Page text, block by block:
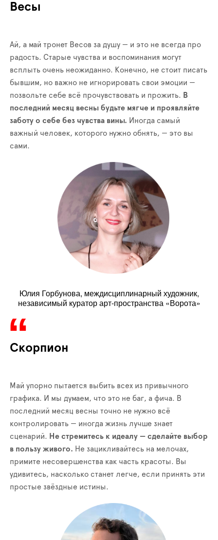
Весы
Ай, а май тронет Весов за душу — и это не всегда про
радость. Старые чувства и воспоминания могут
всплыть очень неожиданно. Конечно, не стоит писать
бывшим, но важно не игнорировать свои эмоции —
позвольте себе всё прочувствовать и прожить. В
последний месяц весны будьте мягче и проявляйте
заботу о себе без чувства вины. Иногда самый
важный человек, которого нужно обнять, — это вы
сами.
Юлия Горбунова, междисциплинарный художник,
независимый куратор арт-пространства «Ворота»
Скорпион
Май упорно пытается выбить всех из привычного
графика. И мы думаем, что это не баг, а фича. В
последний месяц весны точно не нужно всё
контролировать — иногда жизнь лучше знает
сценарий. Не стремитесь к идеалу — сделайте выбор
в пользу живого. Не зацикливайтесь на мелочах,
примите несовершенства как часть красоты. Вы
удивитесь, насколько станет легче, если принять эти
простые звёздные истины.